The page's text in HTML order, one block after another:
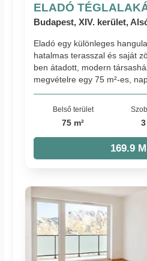
ELADÓ
Budapest, XIV. kerület,
Eladó egy különleges
hatalmas terasszal és saját
ben átadott, modern
megvételre egy 75 m²-es,
Belső terület
75 m² 3
169.9